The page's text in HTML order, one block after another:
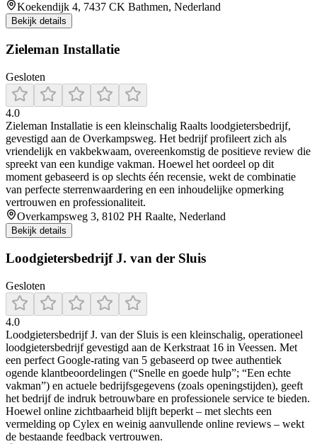
Koekendijk 4, 7437 CK Bathmen, Nederland
Bekijk details
Zieleman Installatie
Gesloten
4.0
Zieleman Installatie is een kleinschalig Raalts loodgietersbedrijf,
gevestigd aan de Overkampsweg. Het bedrijf profileert zich als
vriendelijk en vakbekwaam, overeenkomstig de positieve review die
spreekt van een kundige vakman. Hoewel het oordeel op dit
moment gebaseerd is op slechts één recensie, wekt de combinatie
van perfecte sterrenwaardering en een inhoudelijke opmerking
vertrouwen en professionaliteit.
Overkampsweg 3, 8102 PH Raalte, Nederland
Bekijk details
Loodgietersbedrijf J. van der Sluis
Gesloten
4.0
Loodgietersbedrijf J. van der Sluis is een kleinschalig, operationeel
loodgietersbedrijf gevestigd aan de Kerkstraat 16 in Veessen. Met
een perfect Google-rating van 5 gebaseerd op twee authentiek
ogende klantbeoordelingen (“Snelle en goede hulp”; “Een echte
vakman”) en actuele bedrijfsgegevens (zoals openingstijden), geeft
het bedrijf de indruk betrouwbare en professionele service te bieden.
Hoewel online zichtbaarheid blijft beperkt – met slechts een
vermelding op Cylex en weinig aanvullende online reviews – wekt
de bestaande feedback vertrouwen.